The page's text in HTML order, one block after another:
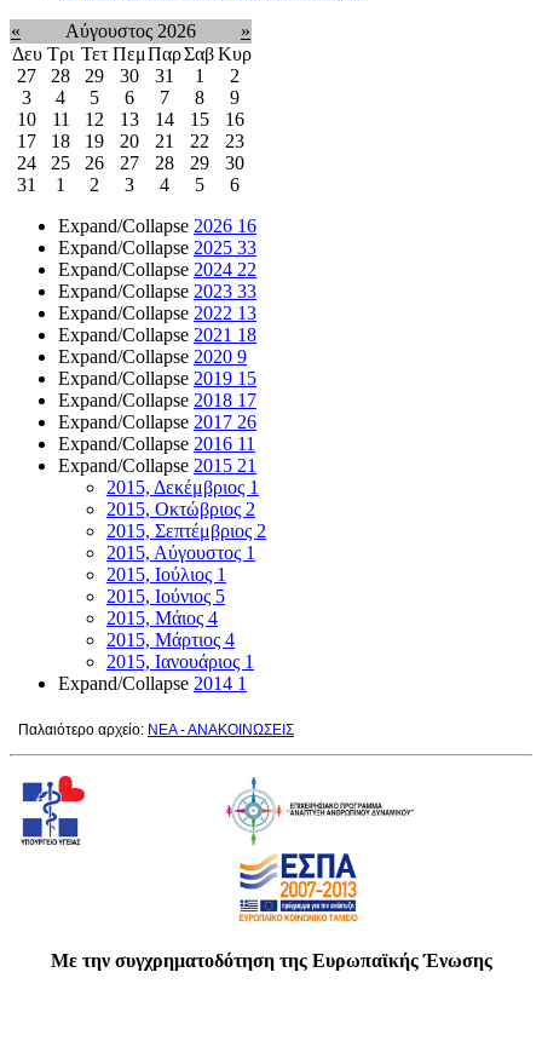
« Αύγουστος 2026
»
Δευ Τρι Τετ ΠεμΠαρΣαβΚυρ
27
28 29 30 31 1
2
3
4 5 6 7 8
9
10
11 12 13 14 15
16
17
18 19 20 21 22
23
24
25 26 27 28 29
30
31
1 2 3 4 5
6
Expand/Collapse 2026 16
Expand/Collapse 2025 33
Expand/Collapse 2024 22
Expand/Collapse 2023 33
Expand/Collapse 2022 13
Expand/Collapse 2021 18
Expand/Collapse 2020 9
Expand/Collapse 2019 15
Expand/Collapse 2018 17
Expand/Collapse 2017 26
Expand/Collapse 2016 11
Expand/Collapse 2015 21
2015, Δεκέμβριος 1
2015, Οκτώβριος 2
2015, Σεπτέμβριος 2
2015, Αύγουστος 1
2015, Ιούλιος 1
2015, Ιούνιος 5
2015, Μάιος 4
2015, Μάρτιος 4
2015, Ιανουάριος 1
Expand/Collapse 2014 1
Παλαιότερο αρχείο: ΝΕΑ - ΑΝΑΚΟΙΝΩΣΕΙΣ
Με την συγχρηματοδότηση της Ευρωπαϊκής Ένωσης